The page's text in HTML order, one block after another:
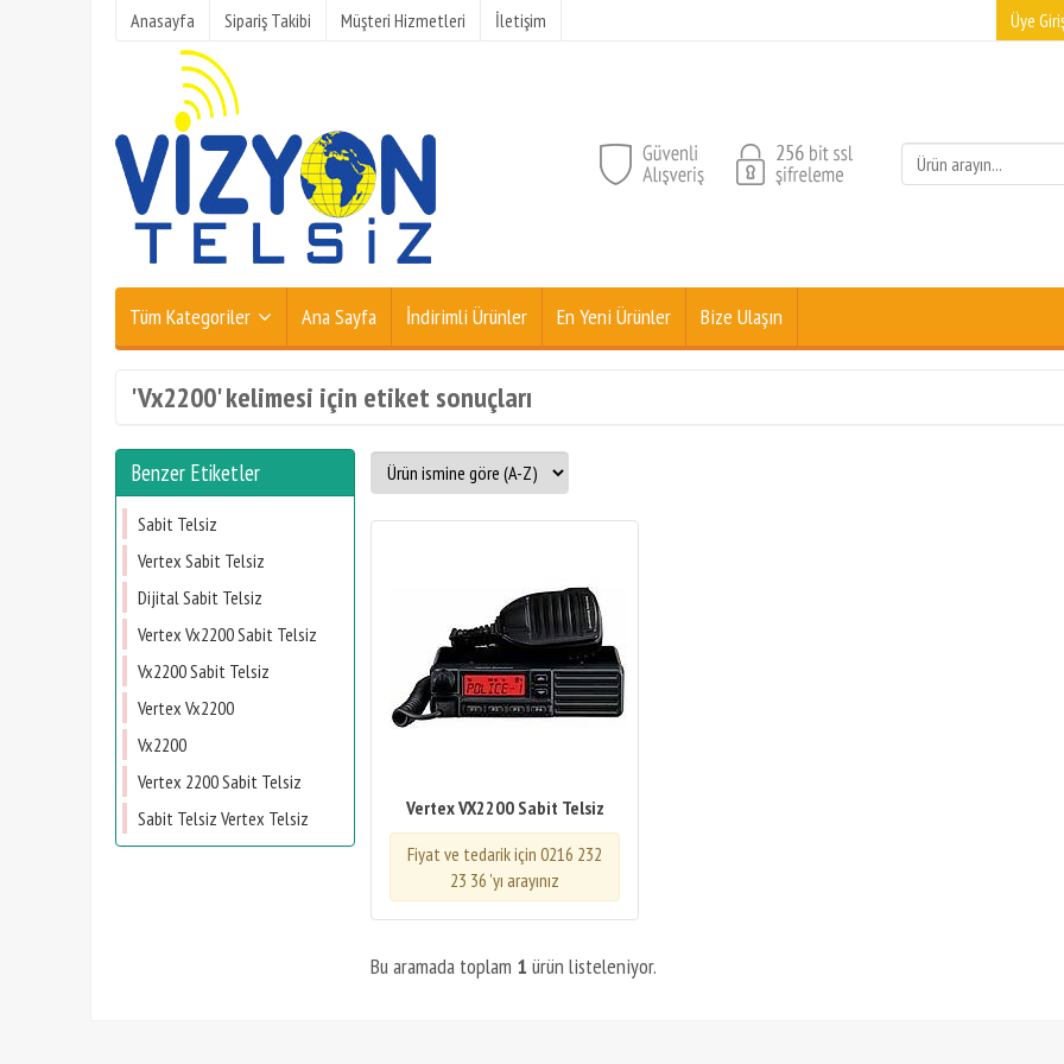
Anasayfa Sipariş Takibi Müşteri Hizmetleri İletişim Üye
Tüm Kategoriler Ana Sayfa İndirimli Ürünler En Yeni Ürünler Bize Ulaşın
'Vx2200' kelimesi için etiket sonuçları
Benzer Etiketler
Sabit Telsiz
Vertex Sabit Telsiz
Dijital Sabit Telsiz
Vertex Vx2200 Sabit Telsiz
Vx2200 Sabit Telsiz
Vertex Vx2200
Vx2200
Vertex 2200 Sabit Telsiz
Sabit Telsiz Vertex Telsiz
Vertex VX2200 Sabit Telsiz
Fiyat ve tedarik için 0216 232
23 36 'yı arayınız
Bu aramada toplam 1 ürün listeleniyor.